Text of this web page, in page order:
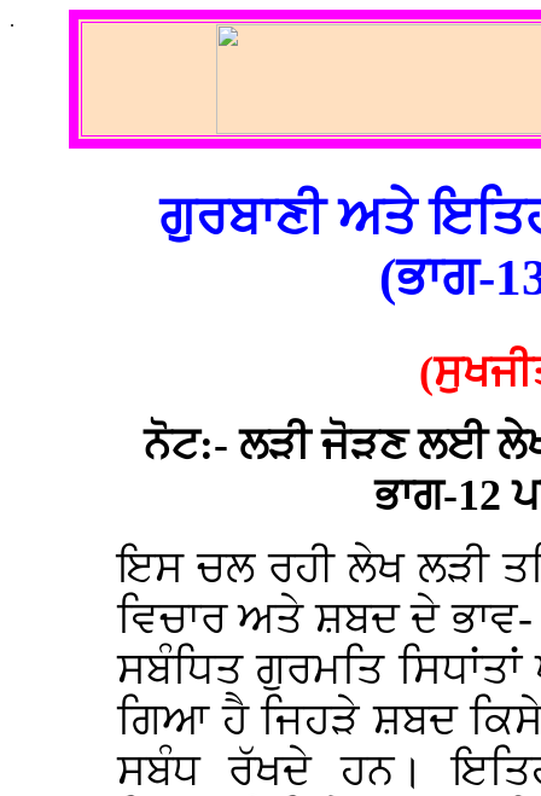
.
ਗੁਰਬਾਣੀ ਅਤੇ
(ਭਾਗ-
ਨੋਟ:- ਲੜੀ ਜੋੜਣ ਲਈ
ਭਾਗ-12
ਇਸ ਚਲ ਰਹੀ ਲੇਖ ਲੜੀ
ਵਿਚਾਰ ਅਤੇ ਸ਼ਬਦ ਦੇ
ਸਬੰਧਿਤ ਗੁਰਮਤਿ ਸਿਧਾਂਤਾਂ
ਗਿਆ ਹੈ ਜਿਹੜੇ ਸ਼ਬਦ
ਸਬੰਧ ਰੱਖਦੇ ਹਨ।